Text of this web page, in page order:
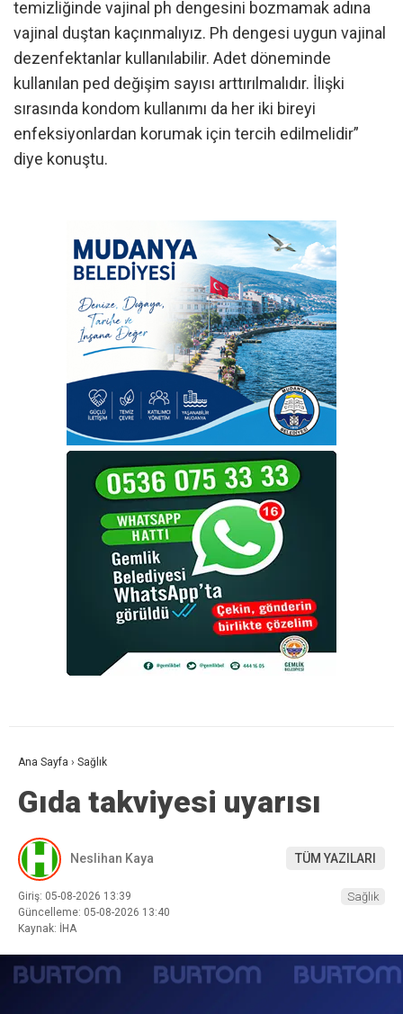
temizliğinde vajinal ph dengesini bozmamak adına
vajinal duştan kaçınmalıyız. Ph dengesi uygun vajinal
dezenfektanlar kullanılabilir. Adet döneminde
kullanılan ped değişim sayısı arttırılmalıdır. İlişki
sırasında kondom kullanımı da her iki bireyi
enfeksiyonlardan korumak için tercih edilmelidir”
diye konuştu.
Ana Sayfa › Sağlık
Gıda takviyesi uyarısı
Neslihan Kaya TÜM YAZILARI
Giriş: 05-08-2026 13:39
Güncelleme: 05-08-2026 13:40
Kaynak: İHA
Sağlık